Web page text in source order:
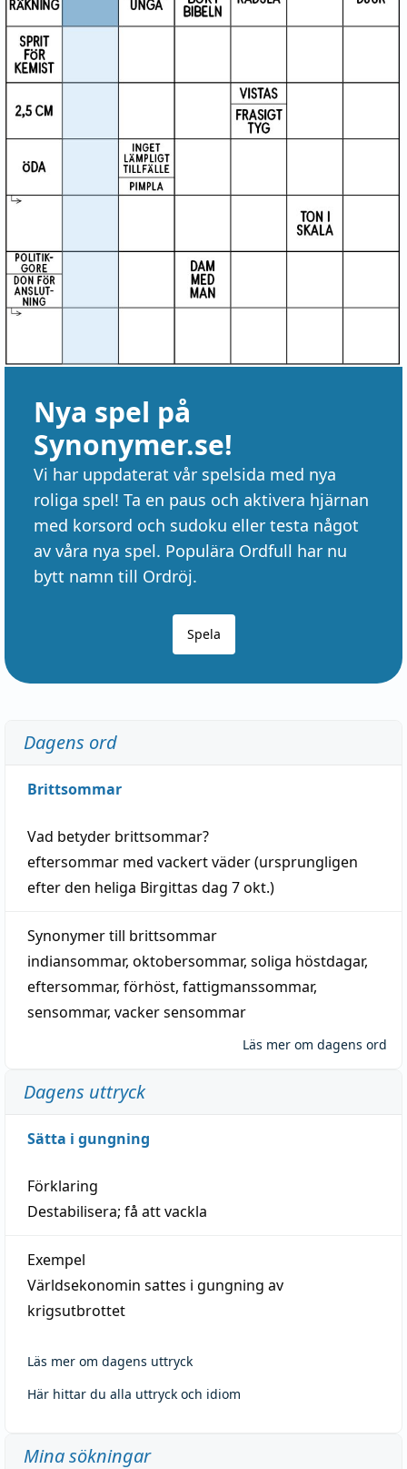
Nya spel på
Synonymer.se!
Vi har uppdaterat vår spelsida med nya
roliga spel! Ta en paus och aktivera hjärnan
med korsord och sudoku eller testa något
av våra nya spel. Populära Ordfull har nu
bytt namn till Ordröj.
Spela
Dagens ord
Brittsommar
Vad betyder brittsommar?
eftersommar med vackertväder(ursprungligen
efter den heliga Birgittas dag 7 okt.)
Synonymer till brittsommar
indiansommar, oktobersommar, soliga höstdagar,
eftersommar, förhöst, fattigmanssommar,
sensommar, vacker sensommar
Läs mer om dagens ord
Dagens uttryck
Sätta i gungning
Förklaring
Destabilisera; få att vackla
Exempel
Världsekonomin sattes i gungning av
krigsutbrottet
Läs mer om dagens uttryck
Här hittar du alla uttryck och idiom
Mina sökningar